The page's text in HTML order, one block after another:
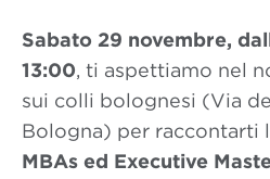
Sabato 29 novembre,
13:00, ti aspettiamo nel
sui colli bolognesi (Via
Bologna) per raccontarti
MBAs ed Executive